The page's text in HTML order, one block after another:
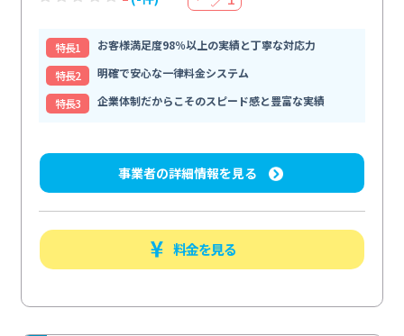
特⻑1
お客様満足度98％以上の実績と丁寧な対応力
特⻑2
明確で安心な一律料金システム
特⻑3
企業体制だからこそのスピード感と豊富な実績
事業者の詳細情報を見る
料金を見る